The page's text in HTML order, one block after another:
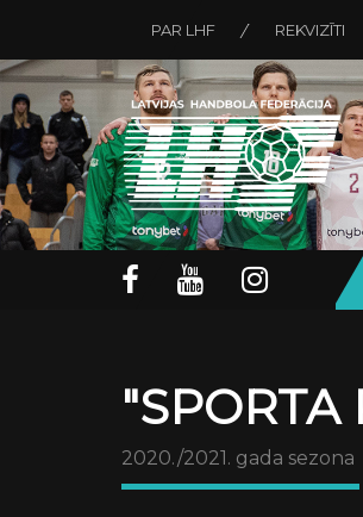
PAR LHF REKVIZĪTI
"SPORTA
2020./2021. gada sezona